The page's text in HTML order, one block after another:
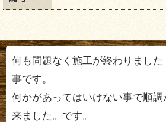
何も問題なく施工が終わりまし
事です。
何かがあってはいけない事で順
来ました。です。